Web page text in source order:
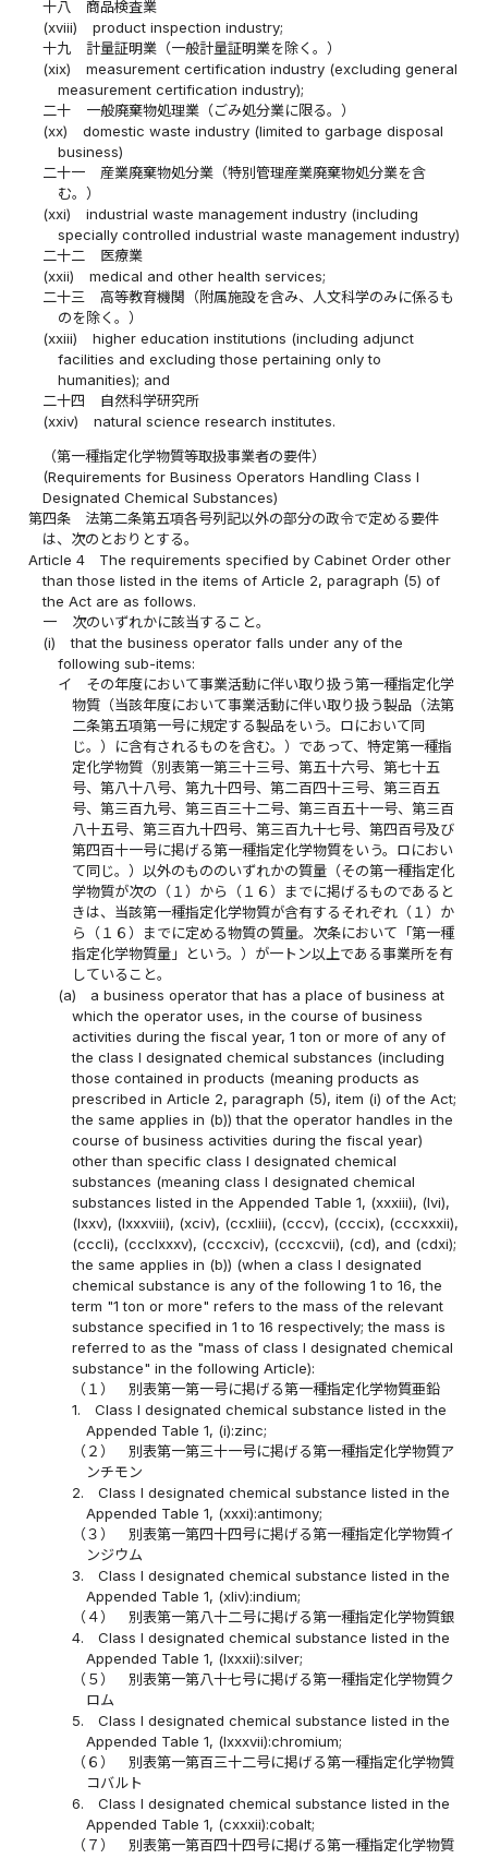
十八
商品検査業
(xviii)
product inspection industry;
十九
計量証明業（一般計量証明業を除く。）
(xix)
measurement certification industry (excluding general
measurement certification industry);
二十
一般廃棄物処理業（ごみ処分業に限る。）
(xx)
domestic waste industry (limited to garbage disposal
business)
二十一
産業廃棄物処分業（特別管理産業廃棄物処分業を含
む。）
(xxi)
industrial waste management industry (including
specially controlled industrial waste management industry)
二十二
医療業
(xxii)
medical and other health services;
二十三
高等教育機関（附属施設を含み、人文科学のみに係るも
のを除く。）
(xxiii)
higher education institutions (including adjunct
facilities and excluding those pertaining only to
humanities); and
二十四
自然科学研究所
(xxiv)
natural science research institutes.
（第一種指定化学物質等取扱事業者の要件）
(Requirements for Business Operators Handling Class I
Designated Chemical Substances)
第四条
法第二条第五項各号列記以外の部分の政令で定める要件
は、次のとおりとする。
Article 4
The requirements specified by Cabinet Order other
than those listed in the items of Article 2, paragraph (5) of
the Act are as follows.
一
次のいずれかに該当すること。
(i)
that the business operator falls under any of the
following sub-items:
イ
その年度において事業活動に伴い取り扱う第一種指定化学
物質（当該年度において事業活動に伴い取り扱う製品（法第
二条第五項第一号に規定する製品をいう。ロにおいて同
じ。）に含有されるものを含む。）であって、特定第一種指
定化学物質（別表第一第三十三号、第五十六号、第七十五
号、第八十八号、第九十四号、第二百四十三号、第三百五
号、第三百九号、第三百三十二号、第三百五十一号、第三百
八十五号、第三百九十四号、第三百九十七号、第四百号及び
第四百十一号に掲げる第一種指定化学物質をいう。ロにおい
て同じ。）以外のもののいずれかの質量（その第一種指定化
学物質が次の（１）から（１６）までに掲げるものであると
きは、当該第一種指定化学物質が含有するそれぞれ（１）か
ら（１６）までに定める物質の質量。次条において「第一種
指定化学物質量」という。）が一トン以上である事業所を有
していること。
(a)
a business operator that has a place of business at
which the operator uses, in the course of business
activities during the fiscal year, 1 ton or more of any of
the class I designated chemical substances (including
those contained in products (meaning products as
prescribed in Article 2, paragraph (5), item (i) of the Act;
the same applies in (b)) that the operator handles in the
course of business activities during the fiscal year)
other than specific class I designated chemical
substances (meaning class I designated chemical
substances listed in the Appended Table 1, (xxxiii), (lvi),
(lxxv), (lxxxviii), (xciv), (ccxliii), (cccv), (cccix), (cccxxxii),
(cccli), (ccclxxxv), (cccxciv), (cccxcvii), (cd), and (cdxi);
the same applies in (b)) (when a class I designated
chemical substance is any of the following 1 to 16, the
term "1 ton or more" refers to the mass of the relevant
substance specified in 1 to 16 respectively; the mass is
referred to as the "mass of class I designated chemical
substance" in the following Article):
（１）
別表第一第一号に掲げる第一種指定化学物質亜鉛
1.
Class I designated chemical substance listed in the
Appended Table 1, (i):zinc;
（２）
別表第一第三十一号に掲げる第一種指定化学物質ア
ンチモン
2.
Class I designated chemical substance listed in the
Appended Table 1, (xxxi):antimony;
（３）
別表第一第四十四号に掲げる第一種指定化学物質イ
ンジウム
3.
Class I designated chemical substance listed in the
Appended Table 1, (xliv):indium;
（４）
別表第一第八十二号に掲げる第一種指定化学物質銀
4.
Class I designated chemical substance listed in the
Appended Table 1, (lxxxii):silver;
（５）
別表第一第八十七号に掲げる第一種指定化学物質ク
ロム
5.
Class I designated chemical substance listed in the
Appended Table 1, (lxxxvii):chromium;
（６）
別表第一第百三十二号に掲げる第一種指定化学物質
コバルト
6.
Class I designated chemical substance listed in the
Appended Table 1, (cxxxii):cobalt;
（７）
別表第一第百四十四号に掲げる第一種指定化学物質